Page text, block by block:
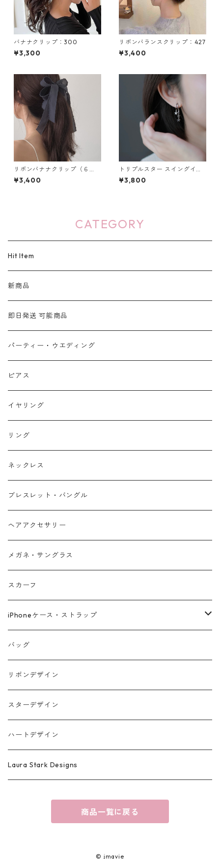
バナナクリップ：300
¥3,300
リボンバランスクリップ：427
¥3,400
リボンバナナクリップ（６
色）：255
¥3,400
トリプルスター スイングイヤ
リング：653
¥3,800
CATEGORY
Hit Item
新商品
即日発送 可能商品
パーティー・ウエディング
ピアス
イヤリング
リング
ネックレス
ブレスレット・バングル
ヘアアクセサリー
メガネ・サングラス
スカーフ
iPhoneケース・ストラップ
iPhone17シリーズ対応
バッグ
リボンデザイン
スターデザイン
ハートデザイン
Laura Stark Designs
商品一覧に戻る
© jmavie